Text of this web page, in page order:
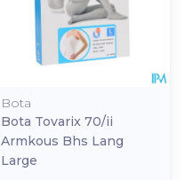
Bota
Bota Tovarix 70/ii
Armkous Bhs Lang
Large